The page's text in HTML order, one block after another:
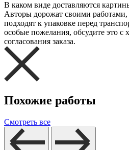
В каком виде доставляются
Авторы дорожат своими
подходят к упаковке перед
особые пожелания, обсудите это с
согласования заказа.
Похожие работы
Смотреть все